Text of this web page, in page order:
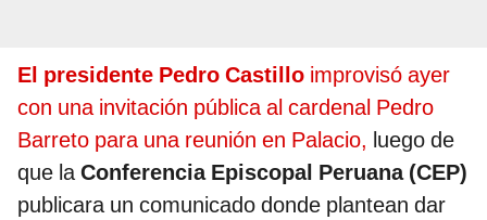
El presidente Pedro Castillo improvisó ayer
con una invitación pública al cardenal Pedro
Barreto para una reunión en Palacio, luego de
que laConferencia Episcopal Peruana (CEP)
publicara un comunicado donde plantean dar